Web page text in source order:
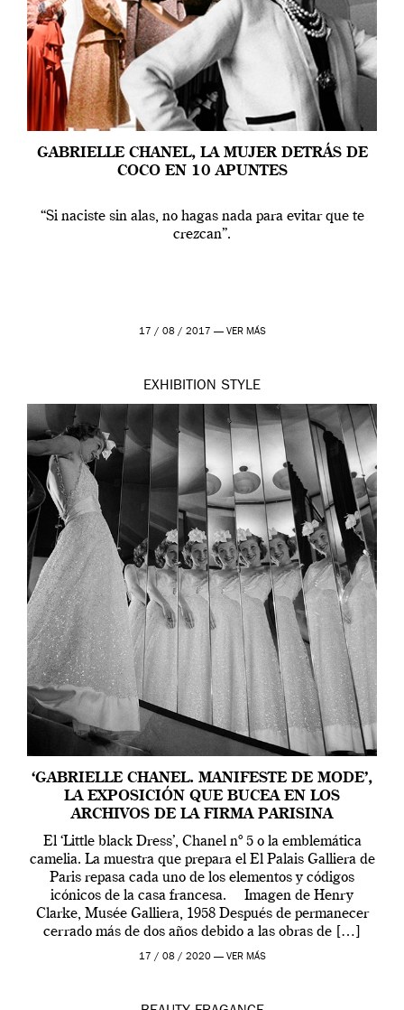
GABRIELLE CHANEL, LA MUJER DETRÁS DE
COCO EN 10 APUNTES
“Si naciste sin alas, no hagas nada para evitar que te
crezcan”.
17 / 08 / 2017 — VER MÁS
EXHIBITION STYLE
‘GABRIELLE CHANEL. MANIFESTE DE MODE’,
LA EXPOSICIÓN QUE BUCEA EN LOS
ARCHIVOS DE LA FIRMA PARISINA
El ‘Little black Dress’, Chanel nº 5 o la emblemática
camelia. La muestra que prepara el El Palais Galliera de
Paris repasa cada uno de los elementos y códigos
icónicos de la casa francesa. Imagen de Henry
Clarke, Musée Galliera, 1958 Después de permanecer
cerrado más de dos años debido a las obras de […]
17 / 08 / 2020 — VER MÁS